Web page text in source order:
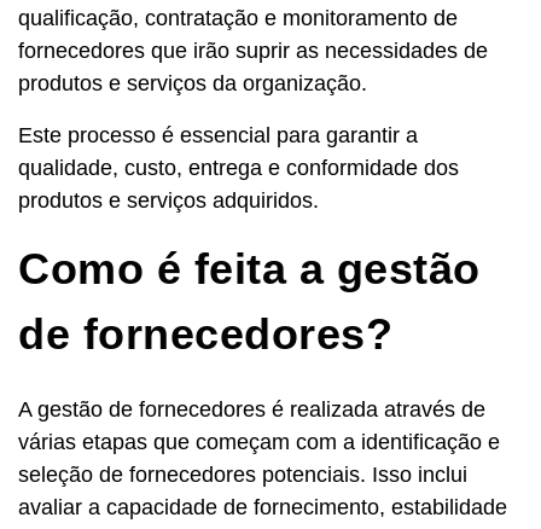
qualificação, contratação e monitoramento de
fornecedores que irão suprir as necessidades de
produtos e serviços da organização.
Este processo é essencial para garantir a
qualidade, custo, entrega e conformidade dos
produtos e serviços adquiridos.
Como é feita a gestão
de fornecedores?
A gestão de fornecedores é realizada através de
várias etapas que começam com a identificação e
seleção de fornecedores potenciais. Isso inclui
avaliar a capacidade de fornecimento, estabilidade